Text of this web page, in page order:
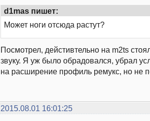
d1mas пишет:
Может ноги отсюда растут?
Посмотрел, дейстивтельно на m2ts
звуку. Я уж было обрадовался, убрал
на расширение профиль ремукс, но не
2015.08.01 16:01:25